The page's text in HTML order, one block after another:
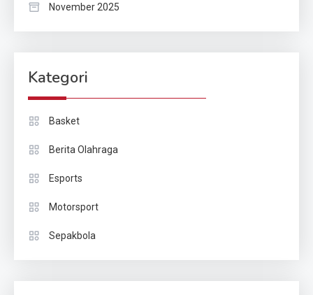
November 2025
Kategori
Basket
Berita Olahraga
Esports
Motorsport
Sepakbola